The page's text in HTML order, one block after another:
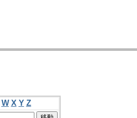
W X Y Z